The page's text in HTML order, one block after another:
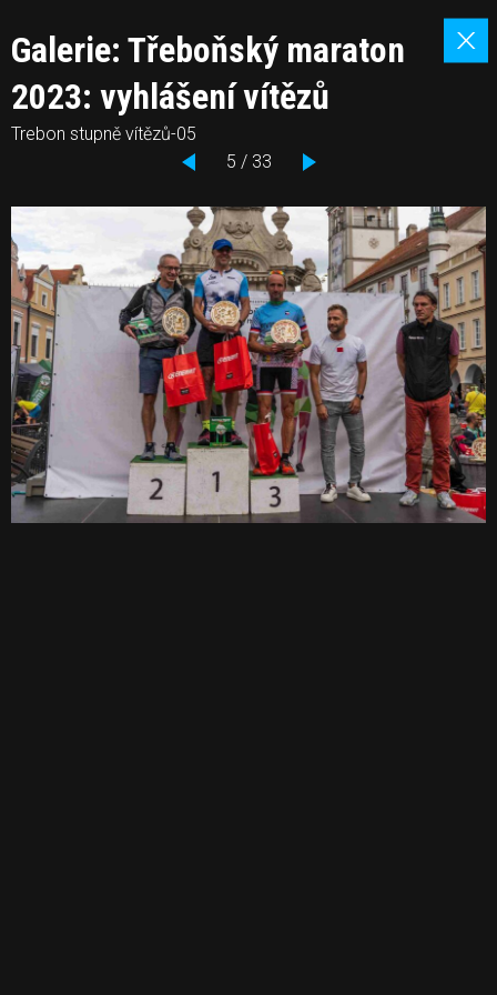
Galerie: Třeboňský maraton
2023: vyhlášení vítězů
Trebon stupně vítězů-05
5 / 33